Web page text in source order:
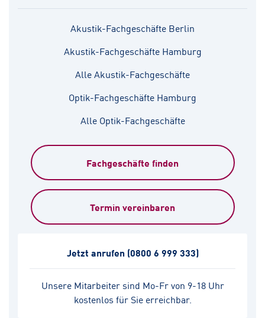
Akustik-Fachgeschäfte Berlin
Akustik-Fachgeschäfte Hamburg
Alle Akustik-Fachgeschäfte
Optik-Fachgeschäfte Hamburg
Alle Optik-Fachgeschäfte
Fachgeschäfte finden
Termin vereinbaren
Unsere Mitarbeiter sind Mo-Fr von 9-18 Uhr
kostenlos für Sie erreichbar.
Jetzt anrufen (0800 6 999 333)